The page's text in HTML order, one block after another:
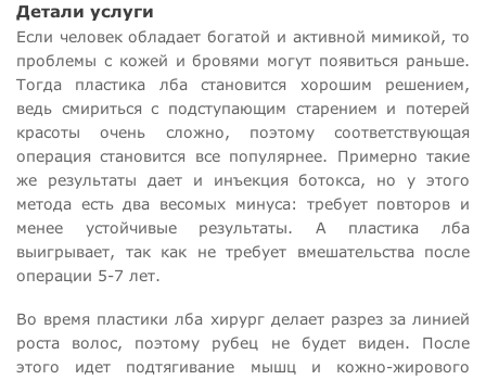
Детали услуги
Если человек обладает богатой и активной мимикой, то
проблемы с кожей и бровями могут появиться раньше.
Тогда пластика лба становится хорошим решением,
ведь смириться с подступающим старением и потерей
красоты очень сложно, поэтому соответствующая
операция становится все популярнее. Примерно такие
же результаты дает и инъекция ботокса, но у этого
метода есть два весомых минуса: требует повторов и
менее устойчивые результаты. А пластика лба
выигрывает, так как не требует вмешательства после
операции 5-7 лет.
Во время пластики лба хирург делает разрез за линией
роста волос, поэтому рубец не будет виден. После
этого идет подтягивание мышц и кожно-жирового